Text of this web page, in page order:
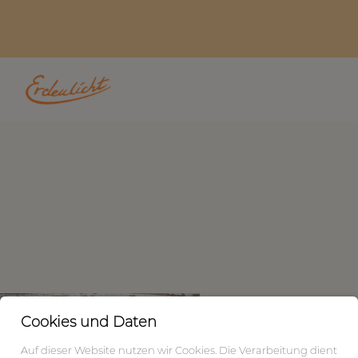
Cookies und Daten
Auf dieser Website nutzen wir Cookies. Die Verarbeitung dient